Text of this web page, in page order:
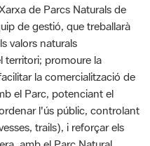
territori; promoure la
la comercialització de
el Parc, potenciant el
l'ús públic, controlant
trails), i reforçar els
amb el Parc Natural
seves reserves naturals.
del Ter i del Freser